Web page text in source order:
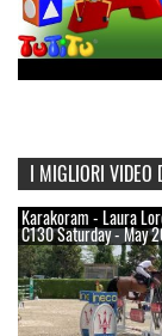
I MIGLIORI VIDEO
Karakoram - Laura
C130 Saturday - May